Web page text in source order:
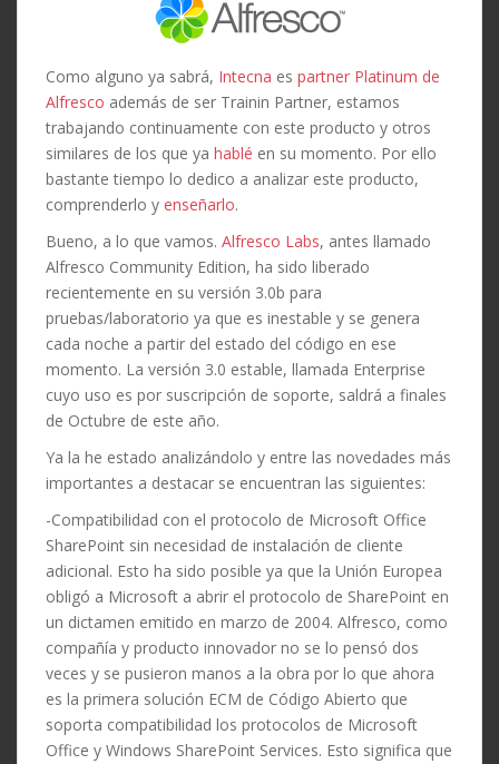
Como alguno ya sabrá, Intecna es partner Platinum de
Alfresco además de ser Trainin Partner, estamos
trabajando continuamente con este producto y otros
similares de los que ya hablé en su momento. Por ello
bastante tiempo lo dedico a analizar este producto,
comprenderlo y enseñarlo.
Bueno, a lo que vamos. Alfresco Labs, antes llamado
Alfresco Community Edition, ha sido liberado
recientemente en su versión 3.0b para
pruebas/laboratorio ya que es inestable y se genera
cada noche a partir del estado del código en ese
momento. La versión 3.0 estable, llamada Enterprise
cuyo uso es por suscripción de soporte, saldrá a finales
de Octubre de este año.
Ya la he estado analizándolo y entre las novedades más
importantes a destacar se encuentran las siguientes:
-Compatibilidad con el protocolo de Microsoft Office
SharePoint sin necesidad de instalación de cliente
adicional. Esto ha sido posible ya que la Unión Europea
obligó a Microsoft a abrir el protocolo de SharePoint en
un dictamen emitido en marzo de 2004. Alfresco, como
compañía y producto innovador no se lo pensó dos
veces y se pusieron manos a la obra por lo que ahora
es la primera solución ECM de Código Abierto que
soporta compatibilidad los protocolos de Microsoft
Office y Windows SharePoint Services. Esto significa que